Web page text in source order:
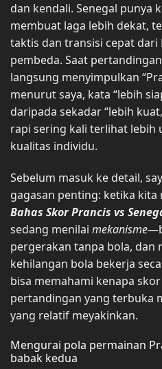
dan kendali. Senegal punya
membuat laga lebih dekat,
taktis dan transisi cepat dari
pembeda. Saat
langsung menyimpulkan
menurut saya, kata “lebih
daripada sekadar “lebih
rapi sering kali terlihat lebih
kualitas individu.
Sebelum masuk ke detail,
gagasan penting: ketika kita
Bahas Skor Prancis vs
sedang menilai mekanisme
pergerakan tanpa bola, dan
kehilangan bola bekerja
bisa memahami kenapa
pertandingan yang terbuka
yang relatif meyakinkan.
Mengurai pola permainan
babak kedua